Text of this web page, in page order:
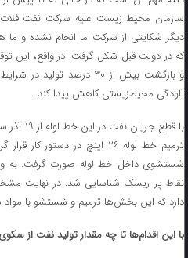
سازمان محیط زیست علیه شرکت نفت فلات
دیگر شکایتی از شرکت ما انجام نشده و
و بازگشت بیش از ۳۰ درصد
آلودگی محیط‌زیستی کاهش پیدا کند.
ترمیم خط لوله ۲۶ اینچ در
شستشوی داخل خط لوله صورت گرفت. به
دارد که این بخش‌ها ترمیم و شستشو با
با این اقدام‌ها تا چه مقدار تولید نفت از